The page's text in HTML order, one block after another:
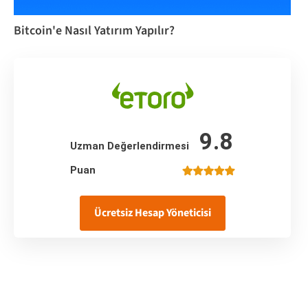
Bitcoin'e Nasıl Yatırım Yapılır?
Uzman Değerlendirmesi 9.8
Puan
Ücretsiz Hesap Yöneticisi